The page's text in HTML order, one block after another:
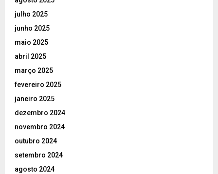
julho 2025
junho 2025
maio 2025
abril 2025
março 2025
fevereiro 2025
janeiro 2025
dezembro 2024
novembro 2024
outubro 2024
setembro 2024
agosto 2024